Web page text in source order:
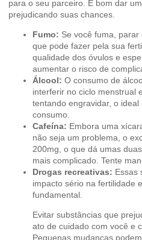
para o seu parceiro. É bom dar
prejudicando suas chances.
Fumo: Se você fuma,
que pode fazer pela sua
qualidade dos óvulos e
aumentar o risco de
Álcool: O consumo de
interferir no ciclo menstrual
tentando engravidar, o
consumo.
Cafeína: Embora uma
não seja um problema, o
200mg, o que dá umas
mais complicado. Tente
Drogas recreativas: Essas
impacto sério na fertilidade
fundamental.
Evitar substâncias que
ato de cuidado com você e
Pequenas mudanças